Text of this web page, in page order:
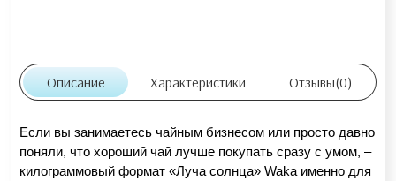
Описание Характеристики Отзывы(0)
Если вы занимаетесь чайным бизнесом или просто давно
поняли, что хороший чай лучше покупать сразу с умом, –
килограммовый формат «Луча солнца» Waka именно для